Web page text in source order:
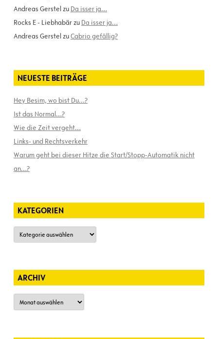
Andreas Gerstelzu Da isser ja…
Rocks E - Liebhabärzu Da isser ja…
Andreas GerstelzuCabrio gefällig?
NEUESTE BEITRÄGE
Hey Besim, wo bist Du…?
Ist das Normal…?
Wie die Zeit vergeht…
Links- und Rechtsverkehr
Warum geht bei dieser Hitze die Start/Stopp-Automatik nicht
an…?
KATEGORIEN
Kategorien
ARCHIV
Archiv